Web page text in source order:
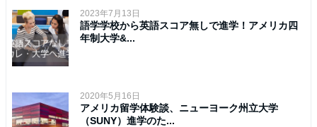
2023年7月13日
語学学校から英語スコア無しで進学！アメリカ四
年制大学&...
2020年5月16日
アメリカ留学体験談、ニューヨーク州立大学
（SUNY）進学のた...